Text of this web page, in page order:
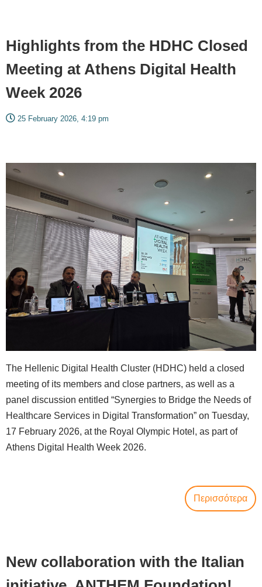
Highlights from the HDHC Closed
Meeting at Athens Digital Health
Week 2026
25 February 2026, 4:19 pm
The Hellenic Digital Health Cluster (HDHC) held a closed
meeting of its members and close partners, as well as a
panel discussion entitled “Synergies to Bridge the Needs of
Healthcare Services in Digital Transformation” on Tuesday,
17 February 2026, at the Royal Olympic Hotel, as part of
Athens Digital Health Week 2026.
Περισσότερα
New collaboration with the Italian